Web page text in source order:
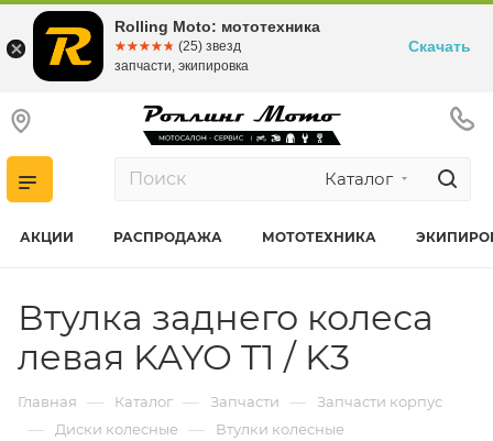
Каталог
АКЦИИ РАСПРОДАЖА МОТОТЕХНИКА
Втулка заднего колеса
левая KAYO T1 / K3
Главная — Каталог — Запчасти — Запчасти корпус
— Диски колесные — Втулки колесные
Rolling Moto: мототехника
☆☆☆☆☆
★★★★★ (25) звезд
запчасти, экипировка
Скачать